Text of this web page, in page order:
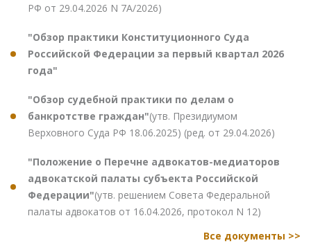
РФ от 29.04.2026 N 7А/2026)
"Обзор практики Конституционного Суда
Российской Федерации за первый квартал 2026
года"
"Обзор судебной практики по делам о
банкротстве граждан"(утв. Президиумом
Верховного Суда РФ 18.06.2025) (ред. от 29.04.2026)
"Положение о Перечне адвокатов-медиаторов
адвокатской палаты субъекта Российской
Федерации"(утв. решением Совета Федеральной
палаты адвокатов от 16.04.2026, протокол N 12)
Все документы >>